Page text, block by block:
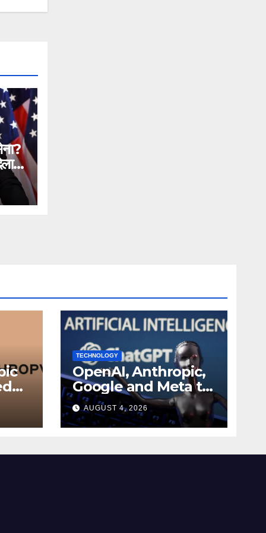
TECHNOLOGY
OpenAI, Anthropic,
Google and Meta to
join White House AI
security meeting
AUGUST 4, 2026